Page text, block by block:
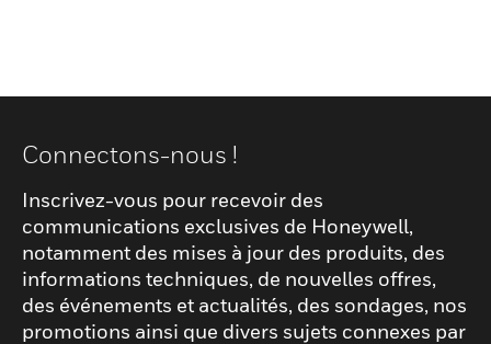
Connectons-nous !
Inscrivez-vous pour recevoir des
communications exclusives de Honeywell,
notamment des mises à jour des produits, des
informations techniques, de nouvelles offres,
des événements et actualités, des sondages, nos
promotions ainsi que divers sujets connexes par